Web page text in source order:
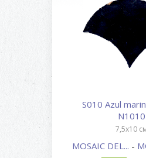
S010 Azul
N1010
7,5x10
MOSAIC DEL... -